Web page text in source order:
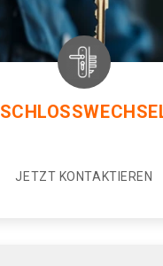
JETZT KONTAKTIEREN